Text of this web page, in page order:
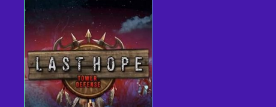
Tambah ke troli
Lihat tawaran